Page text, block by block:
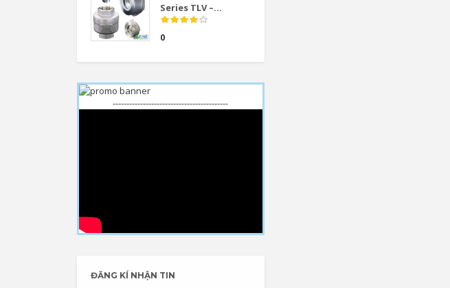
Series TLV –...
0
------------------------------------------
ĐĂNG KÍ NHẬN TIN